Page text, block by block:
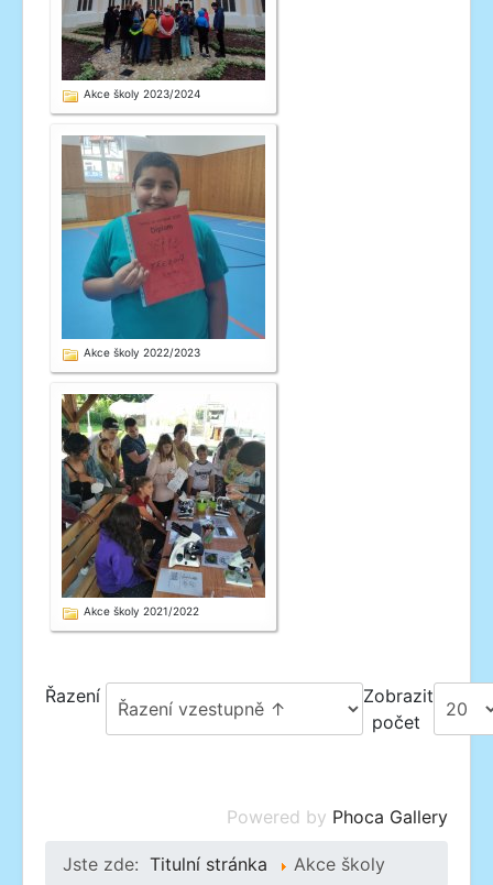
Akce školy 2023/2024
Akce školy 2022/2023
Akce školy 2021/2022
Řazení
Zobrazit
počet
Powered by Phoca Gallery
Jste zde: Titulní stránka Akce školy